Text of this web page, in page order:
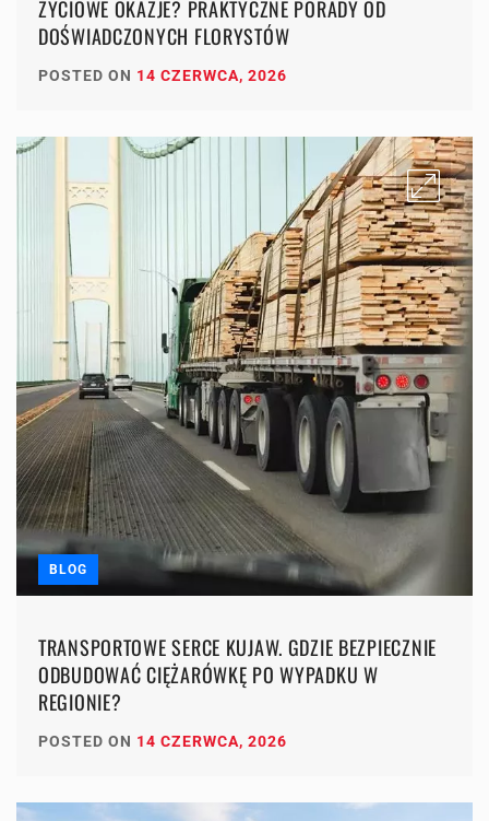
ŻYCIOWE OKAZJE? PRAKTYCZNE PORADY OD
DOŚWIADCZONYCH FLORYSTÓW
POSTED ON 14 CZERWCA, 2026
BLOG
TRANSPORTOWE SERCE KUJAW. GDZIE BEZPIECZNIE
ODBUDOWAĆ CIĘŻARÓWKĘ PO WYPADKU W
REGIONIE?
POSTED ON 14 CZERWCA, 2026